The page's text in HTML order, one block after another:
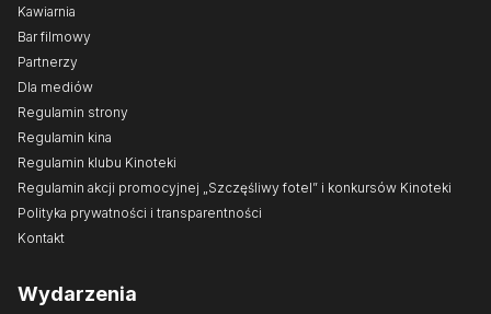
Kawiarnia
Bar filmowy
Partnerzy
Dla mediów
Regulamin strony
Regulamin kina
Regulamin klubu Kinoteki
Regulamin akcji promocyjnej „Szczęśliwy fotel” i konkursów Kinoteki
Polityka prywatności i transparentności
Kontakt
Wydarzenia